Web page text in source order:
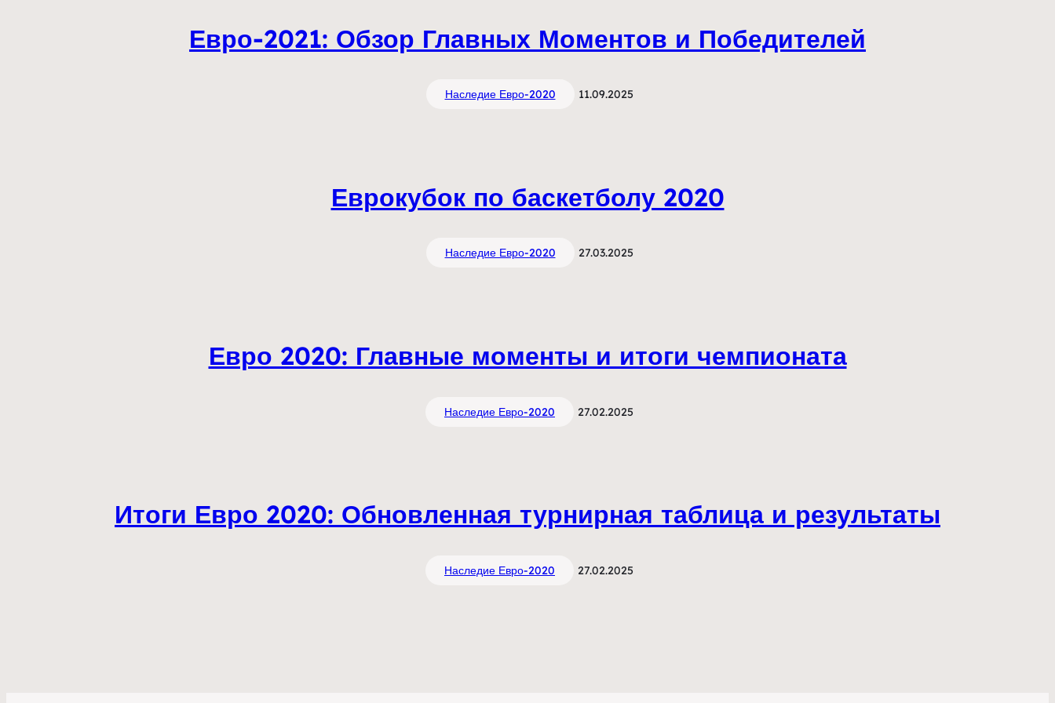
Евро-2021: Обзор Главных Моментов и Победителей
Наследие Евро-2020 11.09.2025
Еврокубок по баскетболу 2020
Наследие Евро-2020 27.03.2025
Евро 2020: Главные моменты и итоги чемпионата
Наследие Евро-2020 27.02.2025
Итоги Евро 2020: Обновленная турнирная таблица и результаты
Наследие Евро-2020 27.02.2025